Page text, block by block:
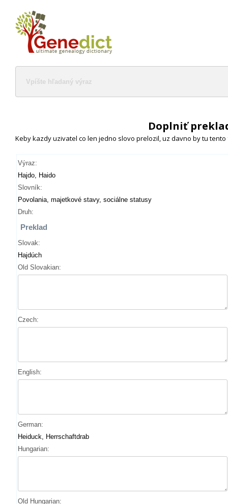
Doplniť
Keby kazdy uzivatel co len jedno slovo prelozil, uz davno by tu
Výraz:
Hajdo, Haido
Slovník:
Povolania, majetkové stavy, sociálne statusy
Druh:
Preklad
Slovak:
Hajdúch
Old Slovakian:
Czech:
English:
German:
Heiduck, Herrschaftdrab
Hungarian:
Old Hungarian: